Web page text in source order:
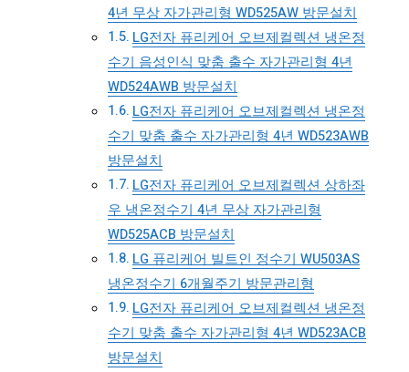
4년 무상 자가관리형 WD525AW 방문설치
LG전자 퓨리케어 오브제컬렉션 냉온정
수기 음성인식 맞춤 출수 자가관리형 4년
WD524AWB 방문설치
LG전자 퓨리케어 오브제컬렉션 냉온정
수기 맞춤 출수 자가관리형 4년 WD523AWB
방문설치
LG전자 퓨리케어 오브제컬렉션 상하좌
우 냉온정수기 4년 무상 자가관리형
WD525ACB 방문설치
LG 퓨리케어 빌트인 정수기 WU503AS
냉온정수기 6개월주기 방문관리형
LG전자 퓨리케어 오브제컬렉션 냉온정
수기 맞춤 출수 자가관리형 4년 WD523ACB
방문설치